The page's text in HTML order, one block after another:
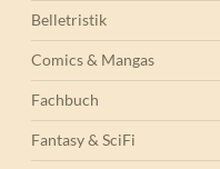
Belletristik
Comics & Mangas
Fachbuch
Fantasy & SciFi